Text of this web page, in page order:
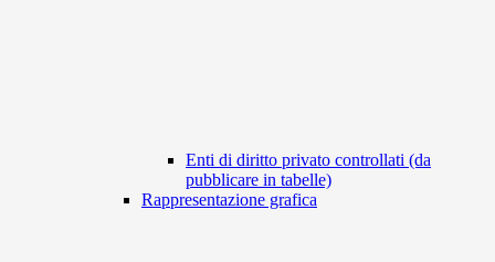
Enti di diritto privato controllati (da
pubblicare in tabelle)
Rappresentazione grafica